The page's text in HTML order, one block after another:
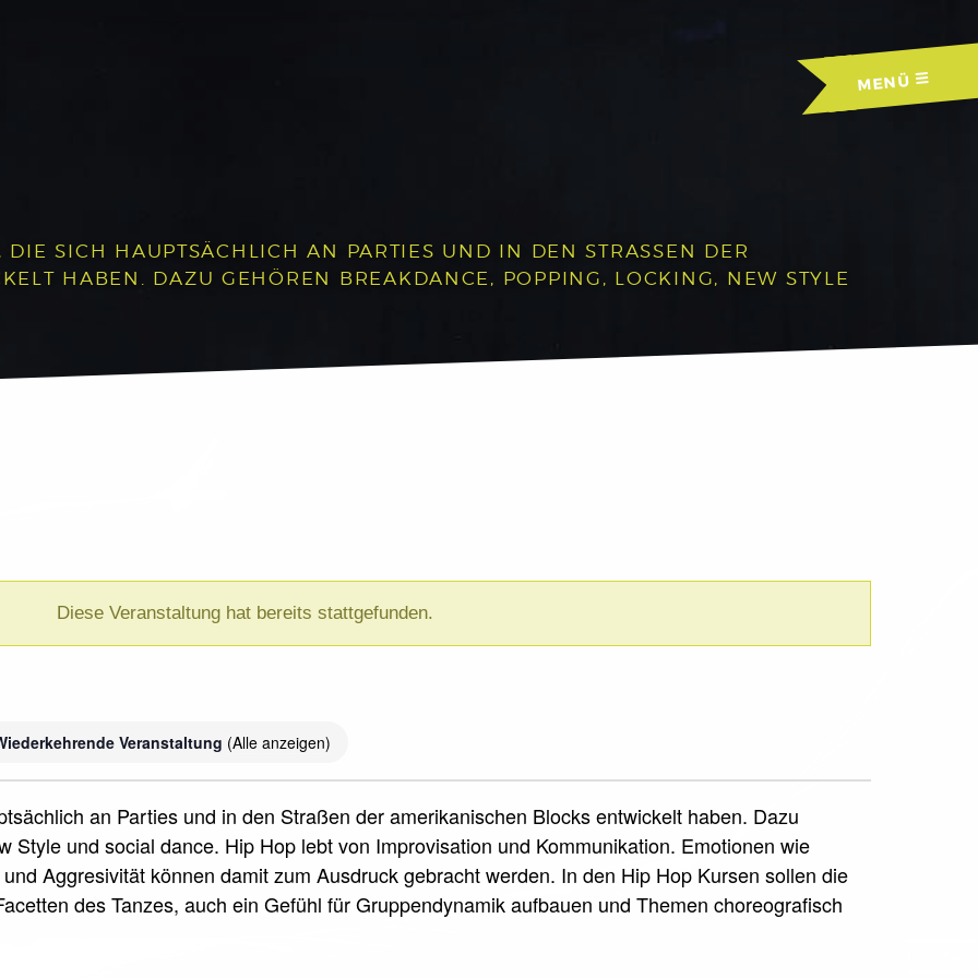
MENÜ
SICH HAUPTSÄCHLICH AN PARTIES UND IN DEN STRASSEN DER A
HABEN. DAZU GEHÖREN BREAKDANCE, POPPING, LOCKING, NEW STYLE U
Diese Veranstaltung hat bereits stattgefunden.
Veranstaltung (Alle anzeigen)
an Parties und in den Straßen der amerikanischen Blocks entwickelt haben. Dazu
Style und social dance. Hip Hop lebt von Improvisation und Kommunikation. Emotionen wie
Aggresivität können damit zum Ausdruck gebracht werden. In den Hip Hop Kursen sollen die
des Tanzes, auch ein Gefühl für Gruppendynamik aufbauen und Themen choreografisch